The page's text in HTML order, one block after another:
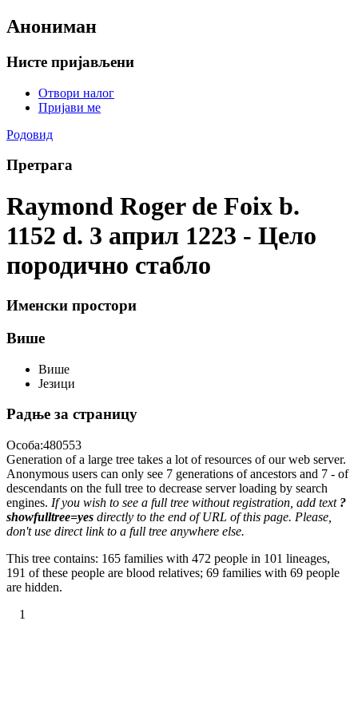
Анониман
Нисте пријављени
Отвори налог
Пријави ме
Родовид
Претрага
Raymond Roger de Foix b.
1152 d. 3 април 1223 - Цело
породично стабло
Именски простори
Више
Више
Језици
Радње за страницу
Особа:480553
Generation of a large tree takes a lot of resources of our web server.
Anonymous users can only see 7 generations of ancestors and 7 - of
descendants on the full tree to decrease server loading by search
engines. If you wish to see a full tree without registration, add text ?
showfulltree=yes directly to the end of URL of this page. Please,
don't use direct link to a full tree anywhere else.
This tree contains: 165 families with 472 people in 101 lineages,
191 of these people are blood relatives; 69 families with 69 people
are hidden.
1